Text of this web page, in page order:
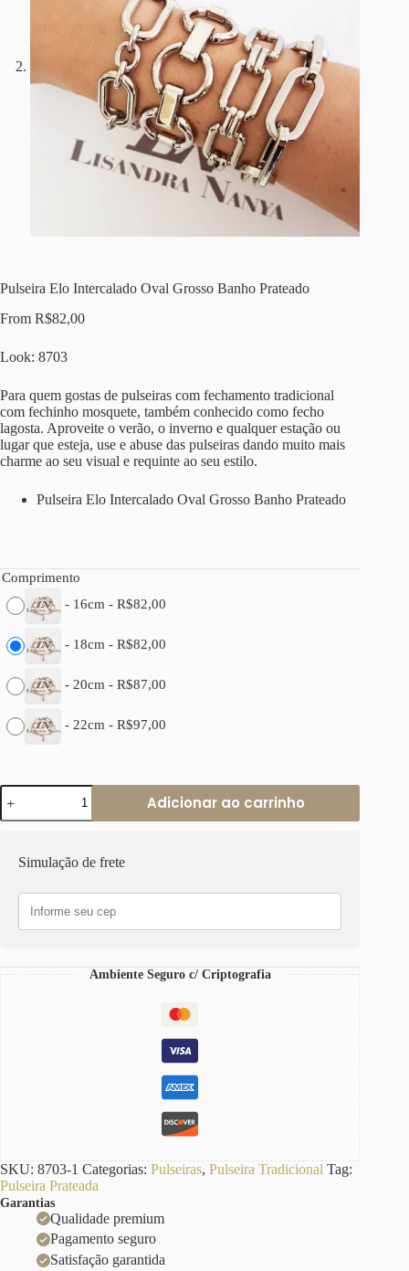
Pulseira Elo Intercalado Oval Grosso Banho Prateado
From R$82,00
Look: 8703
Para quem gostas de pulseiras com fechamento tradicional
com fechinho mosquete, também conhecido como fecho
lagosta. Aproveite o verão, o inverno e qualquer estação ou
lugar que esteja, use e abuse das pulseiras dando muito mais
charme ao seu visual e requinte ao seu estilo.
Pulseira Elo Intercalado Oval Grosso Banho Prateado
Comprimento
- 16cm - R$82,00
- 18cm - R$82,00
- 20cm - R$87,00
- 22cm - R$97,00
Pulseira
Elo
Intercalado
Banho
quantidade
Adicionar ao carrinho
Simulação de frete
Ambiente Seguro c/ Criptografia
SKU: 8703-1 Categorias: Pulseiras, Pulseira Tradicional Tag:
Pulseira Prateada
Garantias
Qualidade premium
Pagamento seguro
Satisfação garantida